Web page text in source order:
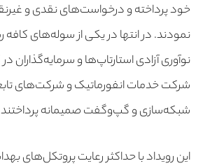
خود پرداخته و درخواست‌های نقدی و
نمودند. در انتها در یکی از سوله‌های کافه
نوآوری آزادی استارتاپ‌ها و سرمایه‌گذاران
شرکت خدمات انفورماتیک و شرکت‌های
شبکه‌سازی و گپ‌وگفت صمیمانه
این رویداد با حداکثر رعایت پروتکل‌های